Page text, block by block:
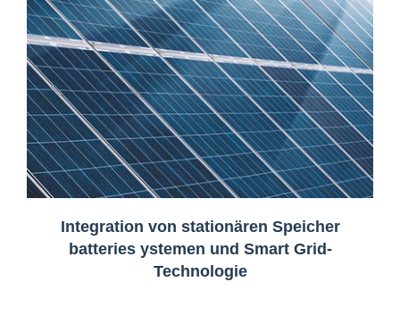
Integration von stationären Speicher
batteries ystemen und Smart Grid-
Technologie